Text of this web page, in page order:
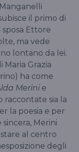
il primo di
sposa Ettore
ma vede
lontano da lei.
Maria Grazia
ha come
Merini e
raccontate sia la
la poesia e per
sincera, Merini
al centro
degli